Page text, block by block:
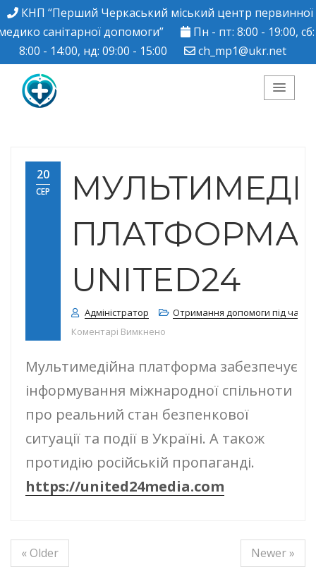
КНП “Перший Черкаський міський центр первинної
санітарної допомоги”
Пн - пт: 8:00 - 19:00, сб:
8:00 - 14:00, нд: 09:00 - 15:00
ch_mp1@ukr.net
Черкаський міський
центр ПМСД"
20
СЕР
ПЛАТФОРМА
UNITED24
Адміністратор
Отримання допомоги під час
Коментарі Вимкнено
Мультимедійна платформа забезпечує
інформування міжнародної спільноти
про реальний стан безпенкової
ситуації та події в Україні. А також
протидію російській пропаганді.
https://united24media.com
« Older
Newer »